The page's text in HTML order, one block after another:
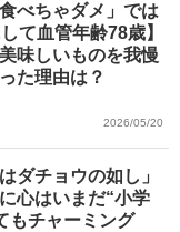
べちゃダメ」では
て血管年齢78歳】
味しいものを我慢
た理由は？
2026/05/20
ダチョウの如し」
心はいまだ“小学
もチャーミング